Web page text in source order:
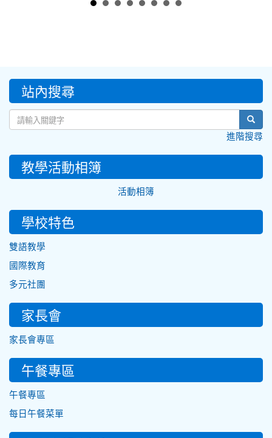
::: 站內搜尋
進階搜尋
教學活動相簿
活動相簿
學校特色
雙語教學
國際教育
多元社團
家長會
家長會專區
午餐專區
午餐專區
每日午餐菜單